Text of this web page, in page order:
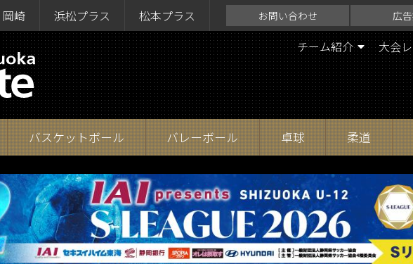
岡崎 浜松プラス 松本プラス お問い合わせ 広
チーム紹介 大会
バスケットボール バレーボール 卓球 柔道